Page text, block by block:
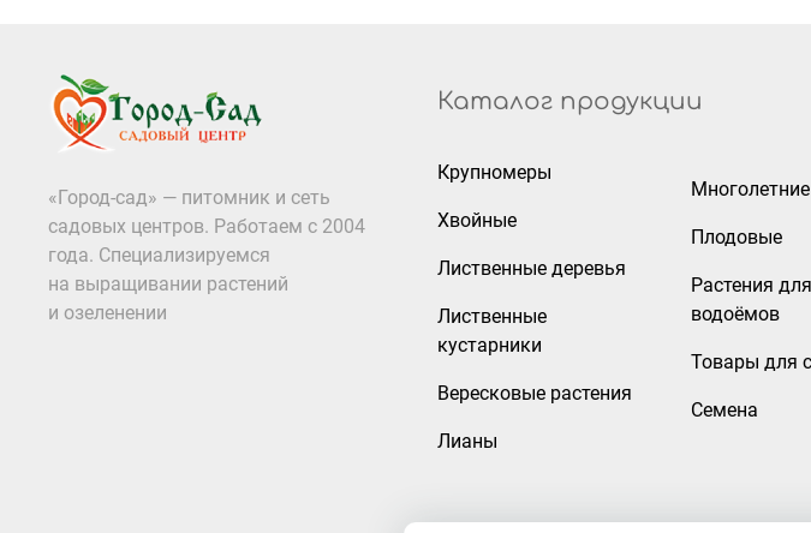
«Город-сад» — питомник и сеть
садовых центров. Работаем с 2004
года. Специализируемся
на выращивании растений
и озеленении
Каталог продукции
Крупномеры
Хвойные
Лиственные деревья
Лиственные
кустарники
Вересковые растения
Лианы
Плодовые
Растения для
водоёмов
Семена